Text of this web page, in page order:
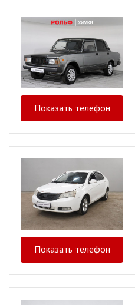
Показать телефон
Показать телефон